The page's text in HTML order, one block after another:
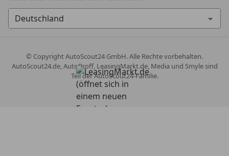
© CopyrightAutoScout24 GmbH. Alle Rechte vorbehalten.
AutoScout24.de, AutoProff, LeasingMarkt.de, Media und Smyle sind
Teil der AutoScout24-Familie.